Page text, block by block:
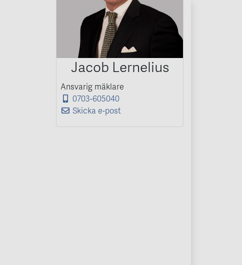
Jacob Lernelius
Ansvarig mäklare
0703-605040
Skicka e-post